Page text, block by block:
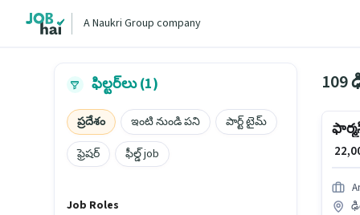
A Naukri Group company
ఫిల్టర్‌లు (1)
ప్రదేశం ఇంటి నుండి పని
పార్ట్ టైమ్
ఫ్రెషర్
ఫీల్డ్ job
Job Roles
109
₹